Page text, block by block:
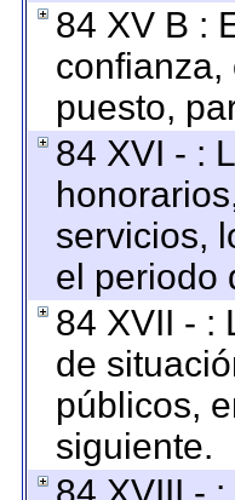
84 XV B :
confianza,
puesto,
84 XVI - :
servicios,
el periodo
84 XVII - :
de
públicos,
siguiente.